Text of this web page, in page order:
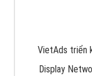
VietAds triển
Display